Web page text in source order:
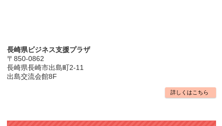
長崎県ビジネス支援プラザ
〒850-0862
長崎県長崎市出島町2-11
出島交流会館8F
詳しくはこちら